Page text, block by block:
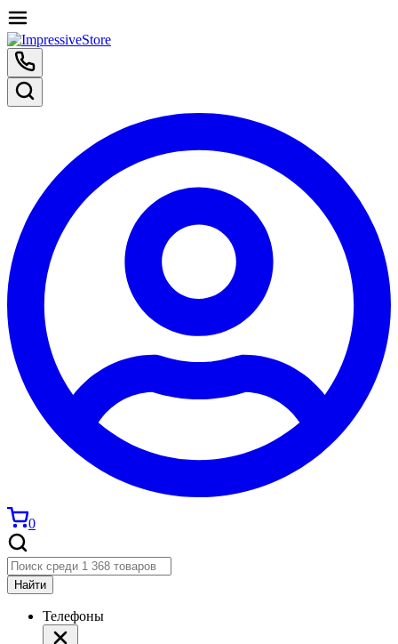
0
Найти
Телефоны